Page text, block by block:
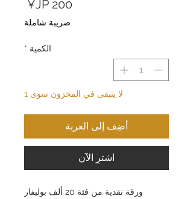
ضريبة شاملة
الكمية *
لا يتبقى في المخزون سوى 1
أضِف إلى العربة
اشترِ الآن
ورقة نقدية من فئة 20 ألف بوليفار